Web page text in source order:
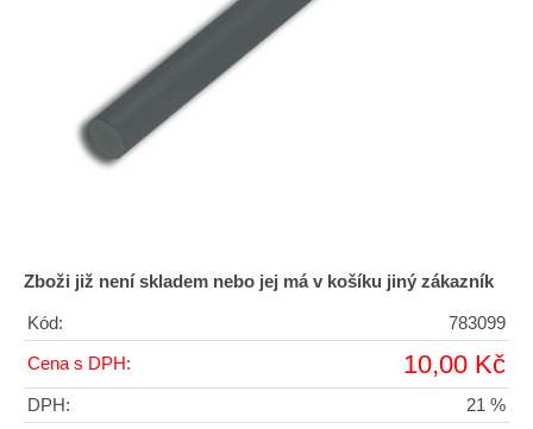
Zboži již není skladem nebo jej má v košíku jiný zákazník
Kód: 783099
Cena s DPH: 10,00 Kč
DPH:
21 %